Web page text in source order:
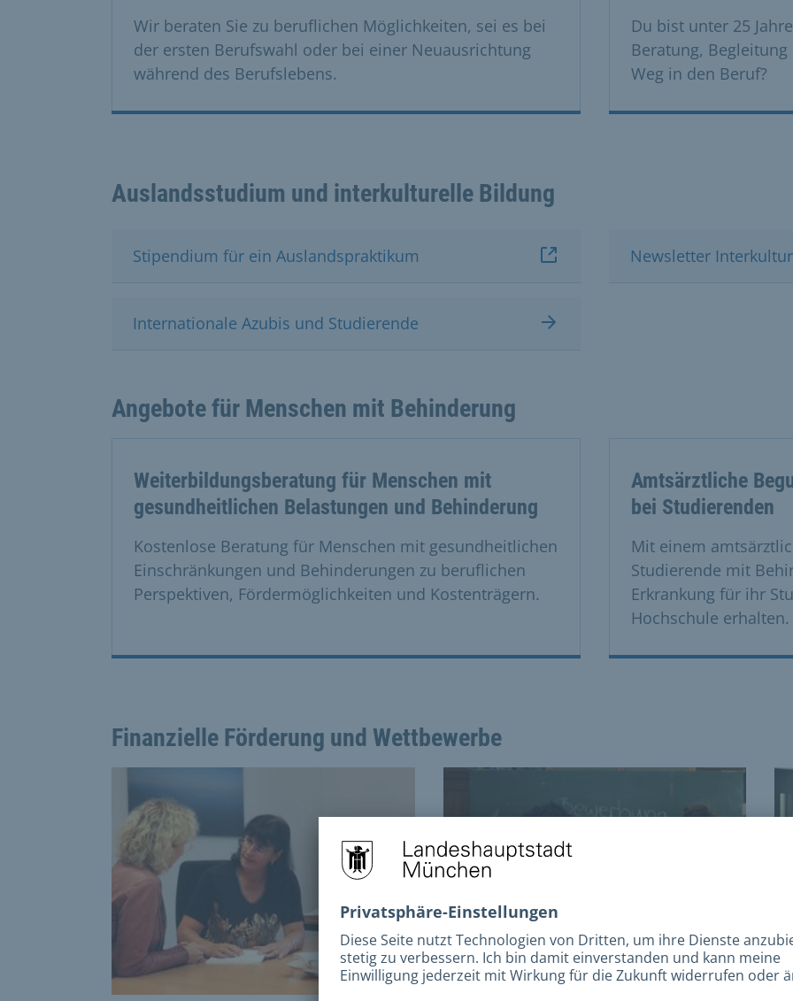
Wir beraten Sie zu beruflichen Möglichkeiten, sei es bei
der ersten Berufswahl oder bei einer Neuausrichtung
während des Berufslebens.
Du bist unter 25
Beratung,
Weg in den Beruf?
Auslandsstudium und interkulturelle Bildung
Stipendium für ein Auslandspraktikum Newsletter
Internationale Azubis und Studierende
Angebote für Menschen mit Behinderung
Weiterbildungsberatung für Menschen mit
gesundheitlichen Belastungen und Behinderung
Kostenlose Beratung für Menschen mit gesundheitlichen
Einschränkungen und Behinderungen zu beruflichen
Perspektiven, Fördermöglichkeiten und Kostenträgern.
Amtsärztliche
bei Studierenden
Mit einem
Studierende mit
Erkrankung für ihr
Hochschule erhalten.
Finanzielle Förderung und Wettbewerbe
This is a carousel with rotating cards. Use the previous and next buttons to navigate, and Enter to